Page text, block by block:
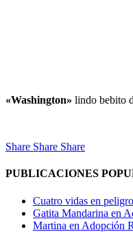
«Washington» lindo bebito
Share Share Share
PUBLICACIONES
Cuatro vidas en
Gatita Mandarina en
Martina en Adopción